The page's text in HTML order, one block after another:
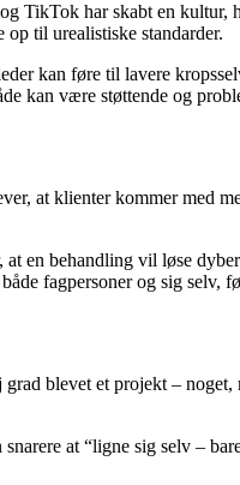
TikTok har skabt en
til urealistiske standarder.
kan føre til lavere
kan være støttende og
at klienter kommer med
en behandling vil løse
fagpersoner og sig selv,
blevet et projekt –
at “ligne sig selv –